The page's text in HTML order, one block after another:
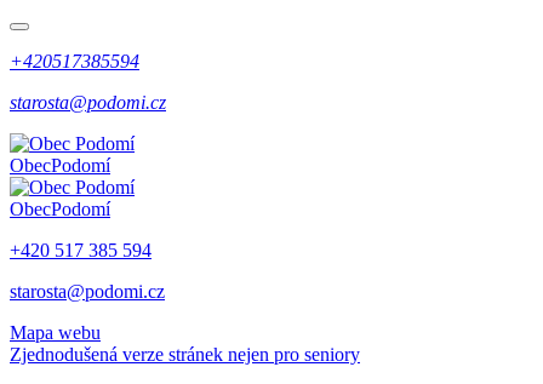
+420517385594
starosta@podomi.cz
ObecPodomí
ObecPodomí
+420 517 385 594
starosta@podomi.cz
Mapa webu
Zjednodušená verze stránek nejen pro seniory